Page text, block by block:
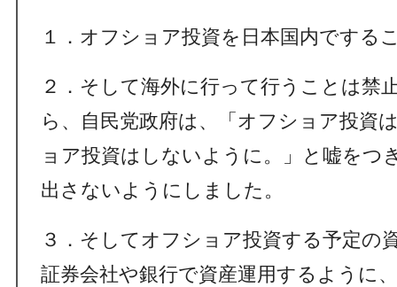
１．オフショア投資を日本国内でする
２．そして海外に行って行うことは禁
ら、自民党政府は、「オフショア投資
ョア投資はしないように。」と嘘をつ
出さないようにしました。
３． そしてオフショア投資する予定の
証券会社や銀行で資産運用するように